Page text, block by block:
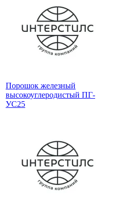
Порошок железный
высокоуглеродистый ПГ-
УС25